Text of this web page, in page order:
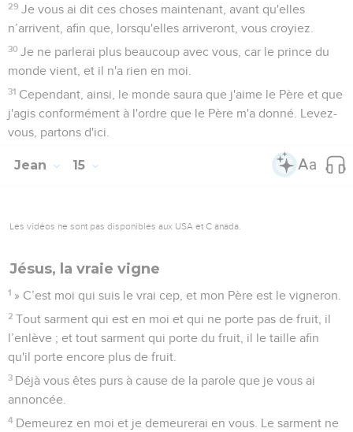
29 Je vous ai dit ces choses maintenant, avant qu'elles
n’arrivent, afin que, lorsqu'elles arriveront, vous croyiez.
30 Je ne parlerai plus beaucoup avec vous, car le prince du
monde vient, et il n'a rien en moi.
31 Cependant, ainsi, le monde saura que j'aime le Père et que
j'agis conformément à l'ordre que le Père m'a donné. Levez-
vous, partons d'ici.
Jean 15
Les vidéos ne sont pas disponibles aux USA et C anada.
Jésus, la vraie vigne
1 » C’est moi qui suis le vrai cep, et mon Père est le vigneron.
2 Tout sarment qui est en moi et qui ne porte pas de fruit, il
l’enlève ; et tout sarment qui porte du fruit, il le taille afin
qu'il porte encore plus de fruit.
3 Déjà vous êtes purs à cause de la parole que je vous ai
annoncée.
4 Demeurez en moi et je demeurerai en vous. Le sarment ne